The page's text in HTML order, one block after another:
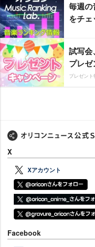
毎週の
をチェ
試写会
プレゼ
プレゼント
X
Xアカウント
Facebook